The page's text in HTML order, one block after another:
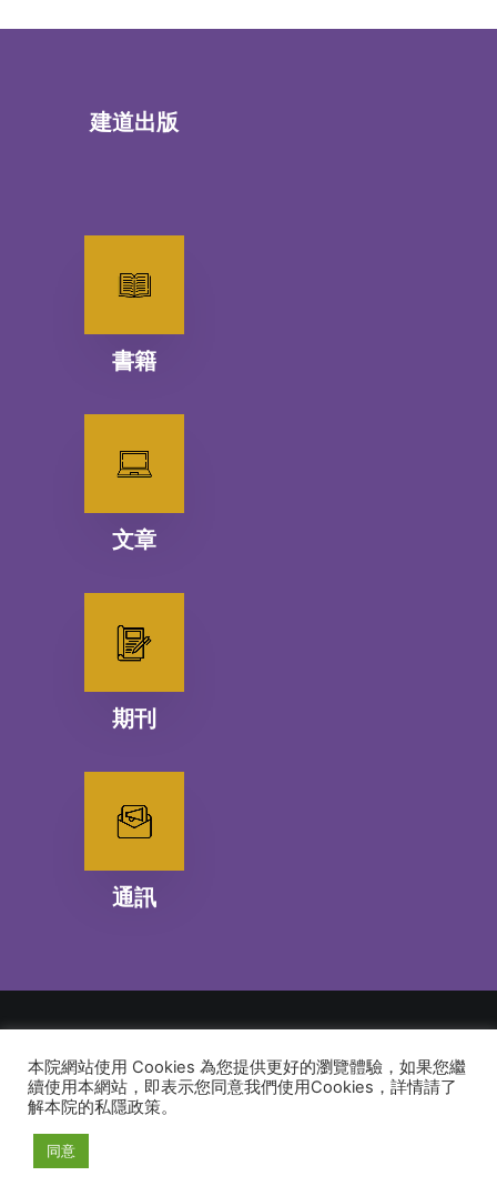
建道出版
書籍
文章
期刊
通訊
© 2026 建道神學院Alliance Bible Seminary. All rights reserved
本院網站使用 Cookies 為您提供更好的瀏覽體驗，如果您繼
續使用本網站，即表示您同意我們使用Cookies，詳情請了
解本院的私隱政策。
同意